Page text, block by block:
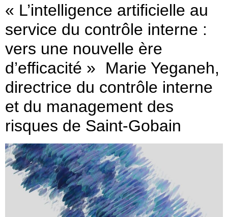
« L’intelligence artificielle au
service du contrôle interne :
vers une nouvelle ère
d’efficacité » Marie Yeganeh,
directrice du contrôle interne
et du management des
risques de Saint-Gobain